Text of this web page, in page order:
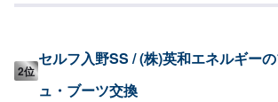
2位
セルフ入野SS / (株)英和エネルギー
ュ・ブーツ交換